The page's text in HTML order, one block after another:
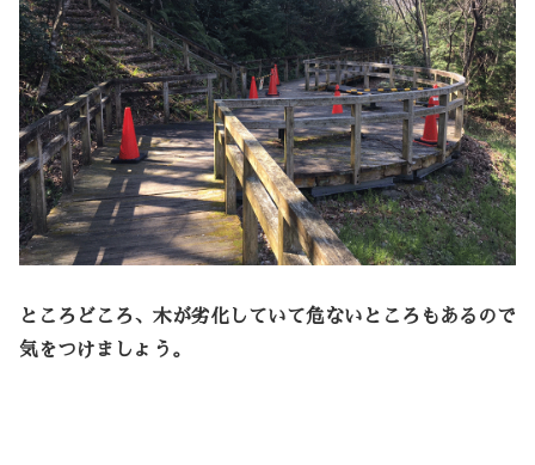
ところどころ、木が劣化していて危ないところもあるので
気をつけましょう。